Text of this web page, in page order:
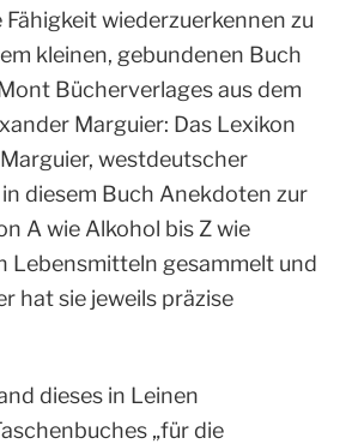
wiederzuerkennen zu
kleinen, gebundenen Buch
Bücherverlages aus dem
Marguier: Das Lexikon
westdeutscher
diesem Buch Anekdoten zur
A wie Alkohol bis Z wie
Lebensmitteln gesammelt und
hat sie jeweils präzise
dieses in Leinen
„für die